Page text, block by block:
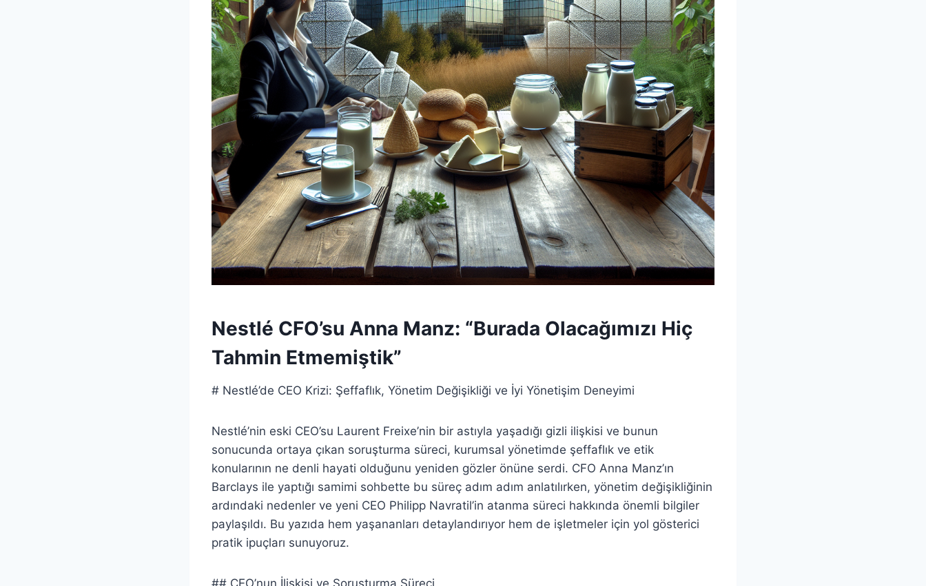
Nestlé CFO’su Anna Manz: “Burada Olacağımızı Hiç
Tahmin Etmemiştik”
# Nestlé’de CEO Krizi: Şeffaflık, Yönetim Değişikliği ve İyi Yönetişim Deneyimi
Nestlé’nin eski CEO’su Laurent Freixe’nin bir astıyla yaşadığı gizli ilişkisi ve bunun
sonucunda ortaya çıkan soruşturma süreci, kurumsal yönetimde şeffaflık ve etik
konularının ne denli hayati olduğunu yeniden gözler önüne serdi. CFO Anna Manz’ın
Barclays ile yaptığı samimi sohbette bu süreç adım adım anlatılırken, yönetim değişikliğinin
ardındaki nedenler ve yeni CEO Philipp Navratil’in atanma süreci hakkında önemli bilgiler
paylaşıldı. Bu yazıda hem yaşananları detaylandırıyor hem de işletmeler için yol gösterici
pratik ipuçları sunuyoruz.
## CEO’nun İlişkisi ve Soruşturma Süreci